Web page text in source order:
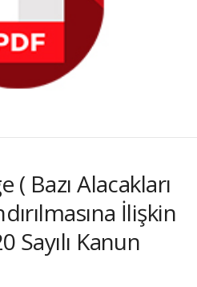
Bazı Alacakları
İlişkin
Sayılı Kanun